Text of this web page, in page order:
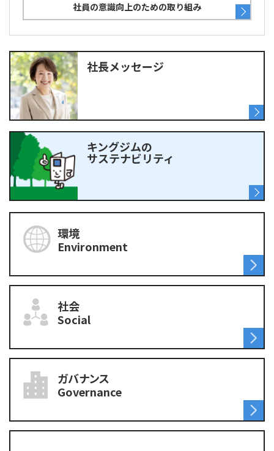
社員の意識向上のための取り組み
社長メッセージ
キングジムの
サステナビリティ
環境
Environment
社会
Social
ガバナンス
Governance